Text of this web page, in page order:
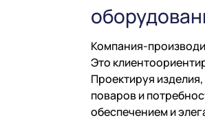
Компания-
Это
Проектируя
поваров и
обеспечением и